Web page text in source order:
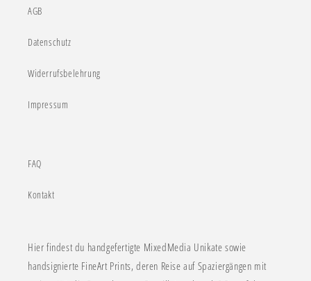
AGB
Datenschutz
Widerrufsbelehrung
Impressum
FAQ
Kontakt
Hier findest du handgefertigte MixedMedia Unikate sowie
handsignierte FineArt Prints, deren Reise auf Spaziergängen mit